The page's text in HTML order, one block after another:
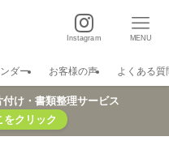
Instagram MENU
ダー お客様の声 よくある質
け・書類整理サービス
をクリック